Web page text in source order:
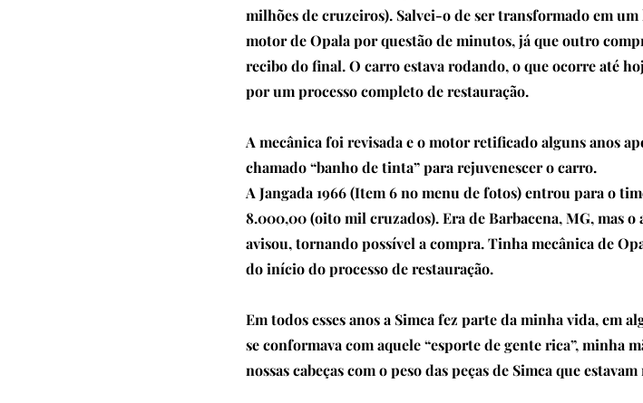
milhões de cruzeiros). Salvei-o de ser transformado em
motor de Opala por questão de minutos, já que outro
recibo do final. O carro estava rodando, o que ocorre até
por um processo completo de restauração.
A mecânica foi revisada e o motor retificado alguns anos
chamado “banho de tinta” para rejuvenescer o carro.
A Jangada 1966 (Item 6 no menu de fotos) entrou para o
8.000,00 (oito mil cruzados). Era de Barbacena, MG, mas o
avisou, tornando possível a compra. Tinha mecânica de
do início do processo de restauração.
Em todos esses anos a Simca fez parte da minha vida, em
se conformava com aquele “esporte de gente rica”, minha
nossas cabeças com o peso das peças de Simca que